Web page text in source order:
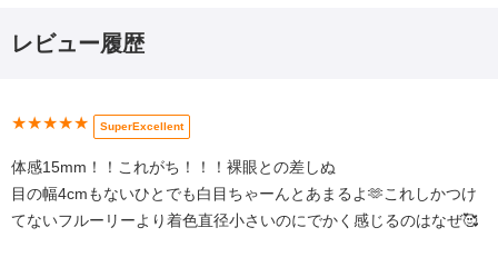
レビュー履歴
★★★★★ SuperExcellent
体感15mm！！これがち！！！裸眼との差しぬ
目の幅4cmもないひとでも白目ちゃーんとあまるよ🫶これしかつけ
てないフルーリーより着色直径小さいのにでかく感じるのはなぜ🥰